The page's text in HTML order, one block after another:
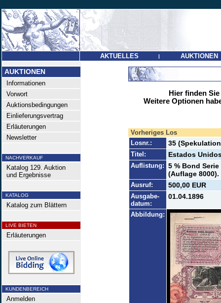
AKTUELLES | AUKTIONEN
AUKTIONEN
Informationen
Vorwort
Auktionsbedingungen
Einlieferungsvertrag
Erläuterungen
Newsletter
NACHVERKAUF
Katalog 129. Auktion
und Ergebnisse
KATALOG
Katalog zum Blättern
LIVE BIETEN
Erläuterungen
KUNDENBEREICH
Anmelden
Hier finden
Weitere Optionen
Vorheriges Los
Losnr.:
35
Titel: Estados
Auflistung: 5 % Bond Serie
(Auflage 8000).
Ausruf: 500,00 EUR
Ausgabe-
datum:
01.04.1896
Abbildung: